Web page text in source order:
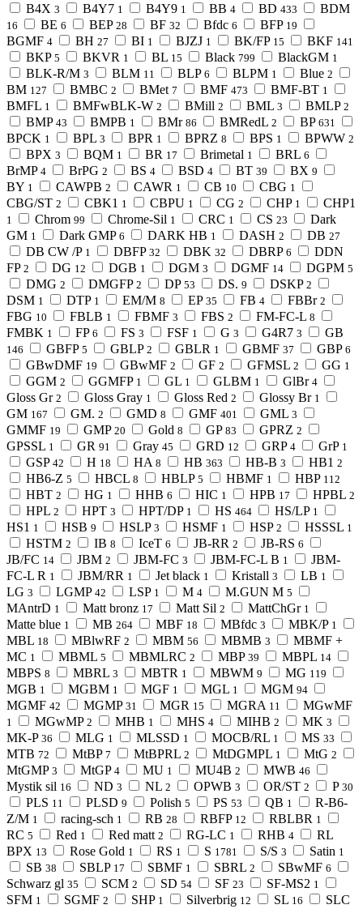
B4X 3 B4Y7 1 B4Y9 1 BB 4 BD 433 BDM
16 BE 6 BEP 28 BF 32 Bfdc 6 BFP 19
BGMF 4 BH 27 BI 1 BJZJ 1 BK/FP 15 BKF 141
BKP 5 BKVR 1 BL 15 Black 799 BlackGM 1
BLK-R/M 3 BLM 11 BLP 6 BLPM 1 Blue 2
BM 127 BMBC 2 BMet 7 BMF 473 BMF-BT 1
BMFL 1 BMFwBLK-W 2 BMill 2 BML 3 BMLP 2
BMP 43 BMPB 1 BMr 86 BMRedL 2 BP 631
BPCK 1 BPL 3 BPR 1 BPRZ 8 BPS 1 BPWW 2
BPX 3 BQM 1 BR 17 Brimetal 1 BRL 6
BrMP 4 BrPG 2 BS 4 BSD 4 BT 39 BX 9
BY 1 CAWPB 2 CAWR 1 CB 10 CBG 1
CBG/ST 2 CBK1 1 CBPU 1 CG 2 CHP 1 CHP1
1 Chrom 99 Chrome-Sil 1 CRC 1 CS 23
Dark
GM 1 Dark GMP 6 DARK HB 1 DASH 2 DB 27
DB CW /P 1 DBFP 32 DBK 32 DBRP 6
DDN
FP 2 DG 12 DGB 1 DGM 3 DGMF 14 DGPM 5
DMG 2 DMGFP 2 DP 53 DS. 9 DSKP 2
DSM 1 DTP 1 EM/M 8 EP 35 FB 4 FBBr 2
FBG 10 FBLB 1 FBMF 3 FBS 2 FM-FC-L 8
FMBK 1 FP 6 FS 3 FSF 1 G 3 G4R7 3 GB
146 GBFP 5 GBLP 2 GBLR 1 GBMF 37 GBP 6
GBwDMF 19 GBwMF 2 GF 2 GFMSL 2 GG 1
GGM 2 GGMFP 1 GL 1 GLBM 1 GlBr 4
Gloss Gr 2 Gloss Gray 1 Gloss Red 2 Glossy Br 1
GM 167 GM. 2 GMD 8 GMF 401 GML 3
GMMF 19 GMP 20 Gold 8 GP 83 GPRZ 2
GPSSL 1 GR 91 Gray 45 GRD 12 GRP 4 GrP 1
GSP 42 H 18 HA 8 HB 363 HB-B 3 HB1 2
HB6-Z 5 HBCL 8 HBLP 5 HBMF 1 HBP 112
HBT 2 HG 1 HHB 6 HIC 1 HPB 17 HPBL 2
HPL 2 HPT 3 HPT/DP 1 HS 464 HS/LP 1
HS1 1 HSB 9 HSLP 3 HSMF 1 HSP 2 HSSSL 1
HSTM 2 IB 8 IceT 6 JB-RR 2 JB-RS 6
JB/FC 14 JBM 2 JBM-FC 3 JBM-FC-L B 1
JBM-
FC-L R 1 JBM/RR 1 Jet black 1 Kristall 3 LB 1
LG 3 LGMP 42 LSP 1 M 4 M.GUN M 5
MAntrD 1 Matt bronz 17 Matt Sil 2 MattChGr 1
Matte blue 1 MB 264 MBF 18 MBfdc 3 MBK/P 1
MBL 18 MBlwRF 2 MBM 56 MBMB 3
MBMF +
MC 1 MBML 5 MBMLRC 2 MBP 39 MBPL 14
MBPS 8 MBRL 3 MBTR 1 MBWM 9 MG 119
MGB 1 MGBM 1 MGF 1 MGL 1 MGM 94
MGMF 42 MGMP 31 MGR 15 MGRA 11 MGwMF
1 MGwMP 2 MHB 1 MHS 4 MIHB 2 MK 3
MK-P 36 MLG 1 MLSSD 1 MOCB/RL 1 MS 33
MTB 72 MtBP 7 MtBPRL 2 MtDGMPL 1 MtG 2
MtGMP 3 MtGP 4 MU 1 MU4B 2 MWB 46
Mystik sil 16 ND 3 NL 2 OPWB 3 OR/ST 2 P 30
PLS 11 PLSD 9 Polish 5 PS 53 QB 1
R-B6-
Z/M 1 racing-sch 1 RB 28 RBFP 12 RBLBR 1
RC 5 Red 1 Red matt 2 RG-LC 1 RHB 4
RL
BPX 13 Rose Gold 1 RS 1 S 1781 S/S 3 Satin 1
SB 38 SBLP 17 SBMF 1 SBRL 2 SBwMF 6
Schwarz gl 35 SCM 2 SD 54 SF 23 SF-MS2 1
SFM 1 SGMF 2 SHP 1 Silverbrig 12 SL 16
SLC